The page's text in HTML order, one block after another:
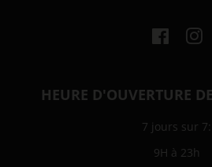
Facebook
HEURE D'OUVERTURE
7 jours sur 7:
9H à 23h